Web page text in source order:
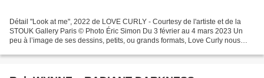
Détail "Look at me", 2022 de LOVE CURLY - Courtesy de l'artiste et de la
STOUK Gallery Paris © Photo Éric Simon Du 3 février au 4 mars 2023 Un
peu à l’image de ses dessins, petits, ou grands formats, Love Curly nous